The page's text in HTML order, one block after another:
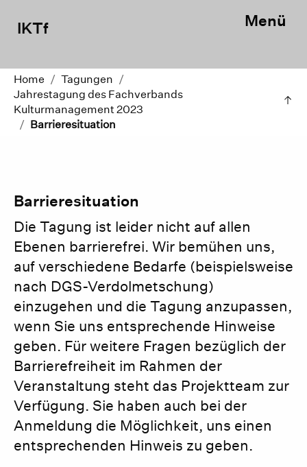
IKTf Menü
Home / Tagungen /
Jahrestagung des Fachverbands
Kulturmanagement 2023
/ Barrieresituation
Barrieresituation
Die Tagung ist leider nicht auf allen
Ebenen barrierefrei. Wir bemühen uns,
auf verschiedene Bedarfe (beispielsweise
nach DGS-Verdolmetschung)
einzugehen und die Tagung anzupassen,
wenn Sie uns entsprechende Hinweise
geben. Für weitere Fragen bezüglich der
Barrierefreiheit im Rahmen der
Veranstaltung steht das Projektteam zur
Verfügung. Sie haben auch bei der
Anmeldung die Möglichkeit, uns einen
entsprechenden Hinweis zu geben.